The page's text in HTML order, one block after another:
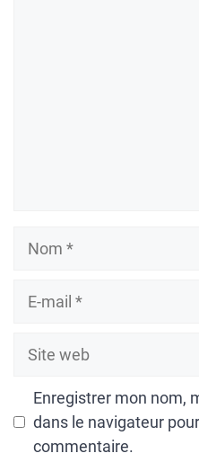
Site
Enregistrer mon nom,
dans le navigateur
commentaire.